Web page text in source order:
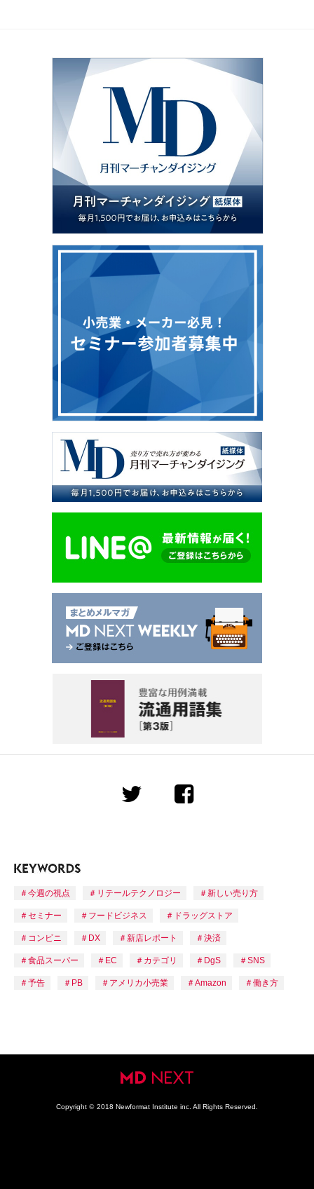
今週の視点 リテールテクノロジー 新しい売り方
セミナー フードビジネス ドラッグストア
コンビニ DX 新店レポート 決済
食品スーパー EC カテゴリ DgS SNS
予告 PB アメリカ小売業 Amazon 働き方
Copyright © 2018 Newformat Institute inc. All Rights Reserved.